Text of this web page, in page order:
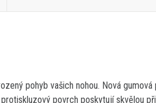
pohyb vašich nohou. Nová gumová
povrch poskytují skvělou